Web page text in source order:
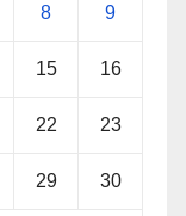
8 9
15 16
22 23
29 30